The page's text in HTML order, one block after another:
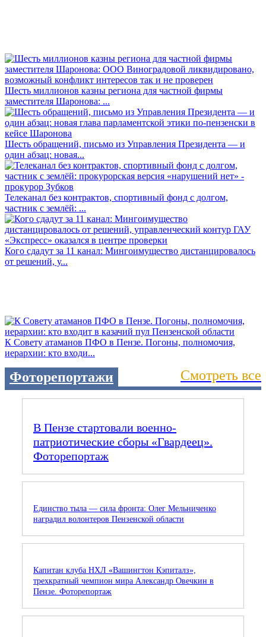
Шесть миллионов казны региона для частной фирмы
заместителя Шаронова: ...
Шесть обращений, письмо из Управления Президента — и
один абзац: новая...
Телеканал без контрактов, спортивный фонд с долгом,
частник с землёй: ...
Кого сдадут за 11 канал: Мингоимущество дистанцировалось
от решений, у...
К Совету атаманов ПФО в Пензе. Погоны, полномочия,
иерархии: кто входи...
Фоторепортажи Смотреть все
В Пензе стартовали военно-
патриотические сборы «Гвардеец».
Фоторепортаж
Единство тыла — сила фронта: Олег Мельниченко
наградил волонтеров Пензенской области
Капитан клуба НХЛ «Вашингтон Кэпиталз»,
трехкратный чемпион мира Александр Овечкин в
Пензе. Фоторепортаж